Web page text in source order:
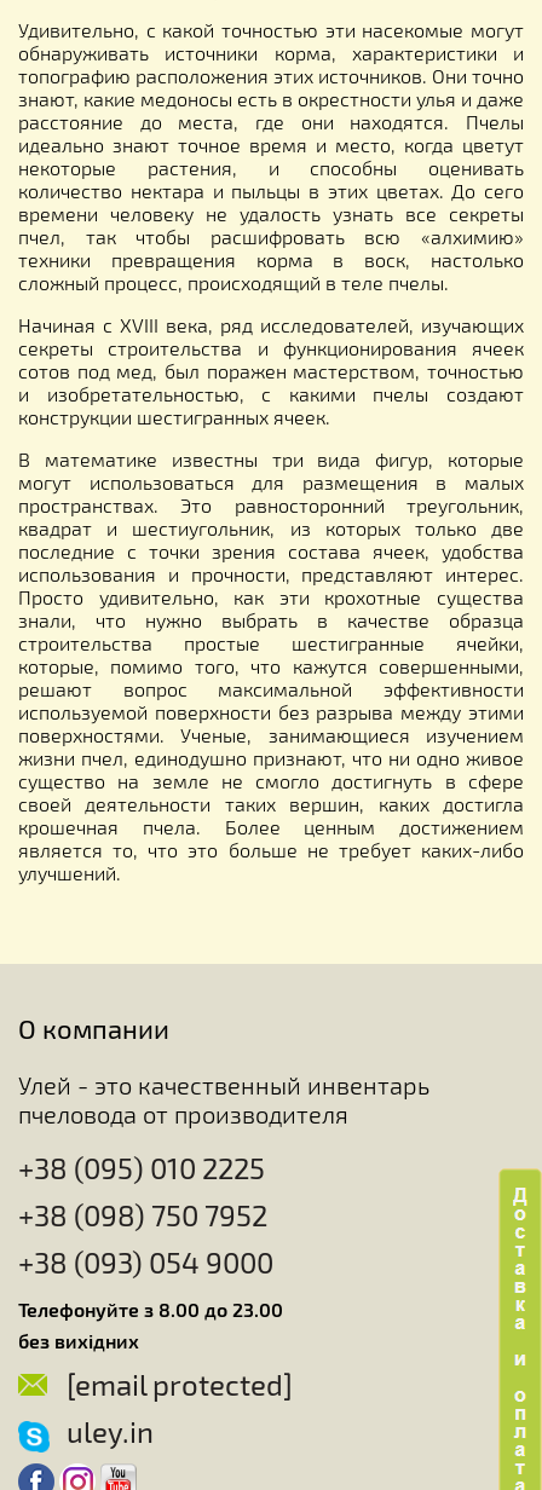
Удивительно, с какой точностью эти насекомые могут
обнаруживать источники корма, характеристики и
топографию расположения этих источников. Они точно
знают, какие медоносы есть в окрестности улья и даже
расстояние до места, где они находятся. Пчелы
идеально знают точное время и место, когда цветут
некоторые растения, и способны оценивать
количество нектара и пыльцы в этих цветах. До сего
времени человеку не удалость узнать все секреты
пчел, так чтобы расшифровать всю «алхимию»
техники превращения корма в воск, настолько
сложный процесс, происходящий в теле пчелы.
Начиная с XVIII века, ряд исследователей, изучающих
секреты строительства и функционирования ячеек
сотов под мед, был поражен мастерством, точностью
и изобретательностью, с какими пчелы создают
конструкции шестигранных ячеек.
В математике известны три вида фигур, которые
могут использоваться для размещения в малых
пространствах. Это равносторонний треугольник,
квадрат и шестиугольник, из которых только две
последние с точки зрения состава ячеек, удобства
использования и прочности, представляют интерес.
Просто удивительно, как эти крохотные существа
знали, что нужно выбрать в качестве образца
строительства простые шестигранные ячейки,
которые, помимо того, что кажутся совершенными,
решают вопрос максимальной эффективности
используемой поверхности без разрыва между этими
поверхностями. Ученые, занимающиеся изучением
жизни пчел, единодушно признают, что ни одно живое
существо на земле не смогло достигнуть в сфере
своей деятельности таких вершин, каких достигла
крошечная пчела. Более ценным достижением
является то, что это больше не требует каких-либо
улучшений.
О компании
Улей - это качественный инвентарь
пчеловода от производителя
+38 (095) 010 2225
+38 (098) 750 7952
+38 (093) 054 9000
Телефонуйте з 8.00 до 23.00
без вихідних
[email protected]
uley.in